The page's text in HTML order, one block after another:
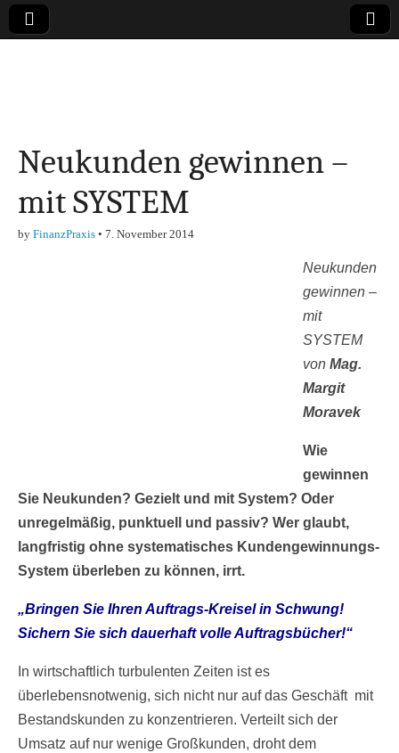
Finanzen,
Marketing-, Vertrieb-
& Investment-Tipps
Neukunden gewinnen –
mit SYSTEM
by FinanzPraxis • 7. November 2014
Neukunden
gewinnen –
mit
SYSTEM
von Mag.
Margit
Moravek
Wie
gewinnen
Sie Neukunden? Gezielt und mit System? Oder
unregelmäßig, punktuell und passiv? Wer glaubt,
langfristig ohne systematisches Kundengewinnungs-
System überleben zu können, irrt.
„Bringen Sie Ihren Auftrags-Kreisel in Schwung!
Sichern Sie sich dauerhaft volle Auftragsbücher!“
In wirtschaftlich turbulenten Zeiten ist es
überlebensnotwenig, sich nicht nur auf das Geschäft mit
Bestandskunden zu konzentrieren. Verteilt sich der
Umsatz auf nur wenige Großkunden, droht dem